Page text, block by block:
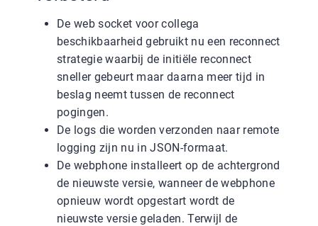
De web socket voor collega
beschikbaarheid gebruikt nu een reconnect
strategie waarbij de initiële reconnect
sneller gebeurt maar daarna meer tijd in
beslag neemt tussen de reconnect
pogingen.
De logs die worden verzonden naar remote
logging zijn nu in JSON-formaat.
De webphone installeert op de achtergrond
de nieuwste versie, wanneer de webphone
opnieuw wordt opgestart wordt de
nieuwste versie geladen. Terwijl de